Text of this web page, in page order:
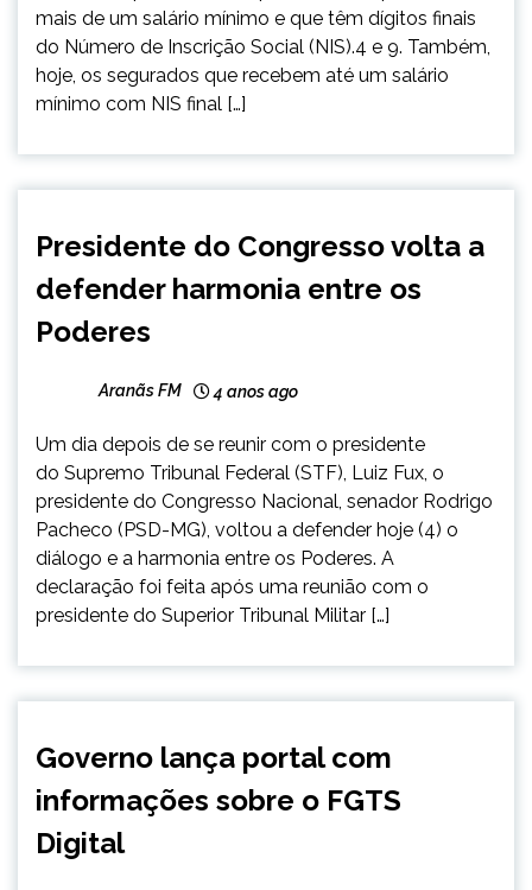
mais de um salário mínimo e que têm dígitos finais
do Número de Inscrição Social (NIS).4 e 9. Também,
hoje, os segurados que recebem até um salário
mínimo com NIS final […]
NOTÍCIAS
Presidente do Congresso volta a
defender harmonia entre os
Poderes
Aranãs FM 4 anos ago
Um dia depois de se reunir com o presidente
do Supremo Tribunal Federal (STF), Luiz Fux, o
presidente do Congresso Nacional, senador Rodrigo
Pacheco (PSD-MG), voltou a defender hoje (4) o
diálogo e a harmonia entre os Poderes. A
declaração foi feita após uma reunião com o
presidente do Superior Tribunal Militar […]
NOTÍCIAS
Governo lança portal com
informações sobre o FGTS
Digital